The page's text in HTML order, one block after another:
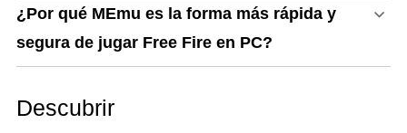
¿Por qué MEmu es la forma más rápida y
segura de jugar Free Fire en PC?
Descubrir